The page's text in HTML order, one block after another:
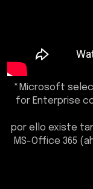
*Microsoft
for Enterprise
por ello existe
MS-Office 365